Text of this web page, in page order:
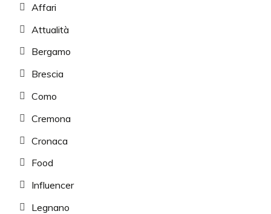
Affari
Attualità
Bergamo
Brescia
Como
Cremona
Cronaca
Food
Influencer
Legnano